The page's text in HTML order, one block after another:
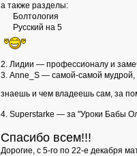
а также разделы:
Болтология
Русский на 5
2. Лидии — профессионалу и
3. Аnne_S — самой-самой мудрой,
знаешь и чем владеешь сам, за
4. Superstarke — за "Уроки Бабы
Спасибо всем!!!
Дорогие, с 5-го по 22-е декабря